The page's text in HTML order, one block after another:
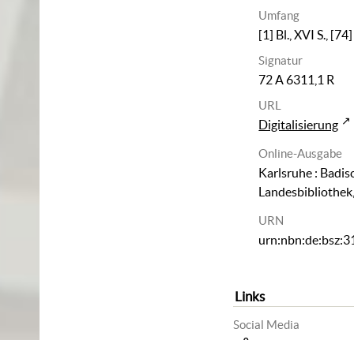
Umfang
[1] Bl., XVI S.,
Signatur
72 A 6311,1 R
URL
Digitalisierung
Online-Ausgabe
Karlsruhe :
URN
Links
Social Media